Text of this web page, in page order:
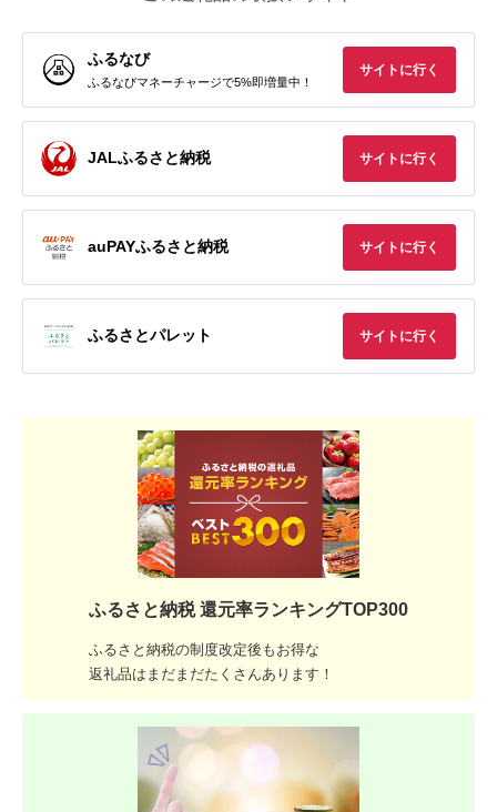
ふるなび
ふるなびマネーチャージで5%即増量中！
サイトに行く
JALふるさと納税 サイトに行く
auPAYふるさと納税 サイトに行く
ふるさとパレット サイトに行く
ふるさと納税 還元率ランキングTOP300
ふるさと納税の制度改定後もお得な
返礼品はまだまだたくさんあります！